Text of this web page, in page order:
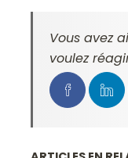
Vous avez
voulez